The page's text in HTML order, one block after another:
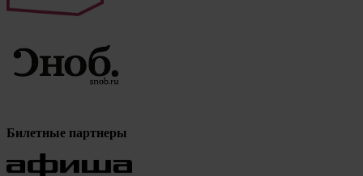
Билетные партнеры